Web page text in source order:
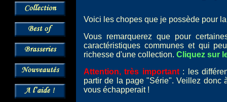
Voici les chopes que je possède pour
Vous remarquerez que pour
caractéristiques communes et qui
richesse d'une collection. Cliquez sur
Attention, très important: les
partir de la page "Série". Veillez donc
vous échapperait !